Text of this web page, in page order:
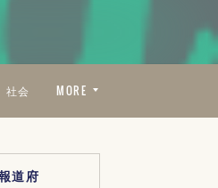
社会 MORE
道府